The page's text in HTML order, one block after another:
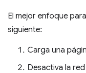
El mejor enfoque
siguiente:
Carga una
Desactiva la